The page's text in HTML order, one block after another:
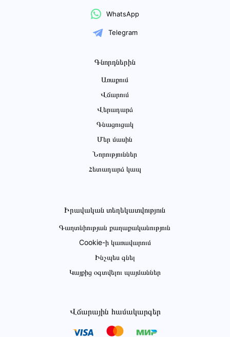
WhatsApp
Telegram
Գնորդներին
Առաքում
Վճարում
Վերադարձ
Գնացուցակ
Մեր մասին
Նորություններ
Հետադարձ կապ
Իրավական տեղեկատվություն
Գաղտնիության քաղաքականություն
Cookie-ի կառավարում
Ինչպես գնել
Կայքից օգտվելու պայմաններ
Վճարային համակարգեր